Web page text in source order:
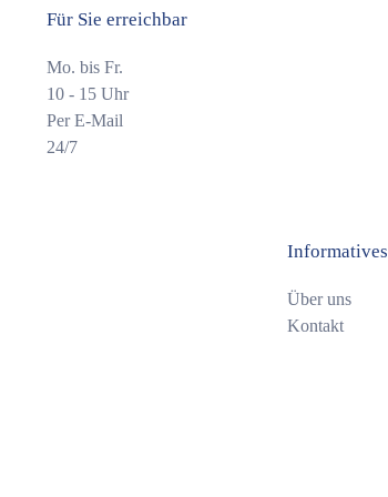
Für Sie erreichbar
Mo. bis Fr.
10 - 15 Uhr
Per E-Mail
24/7
Informatives
Über uns
Kontakt